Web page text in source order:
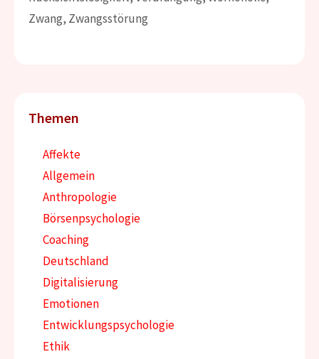
Zwang, Zwangsstörung
Themen
Affekte
Allgemein
Anthropologie
Börsenpsychologie
Coaching
Deutschland
Digitalisierung
Emotionen
Entwicklungspsychologie
Ethik